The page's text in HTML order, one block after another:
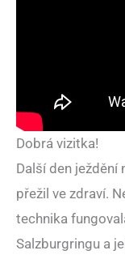
Dobrá vizitka!
Další den ježdění
přežil ve zdraví.
technika
Salzburgringu a